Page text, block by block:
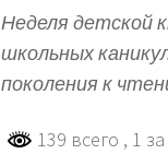
Неделя детской
школьных
поколения к
139 всего , 1